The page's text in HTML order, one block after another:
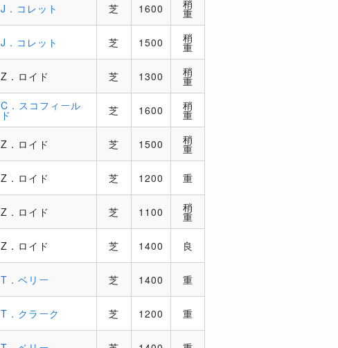
J．コレット 芝 1600 稍
重
J．コレット 芝 1500 稍
重
Z．ロイド 芝 1300 稍
重
C．スコフィール
ド 芝 1600 稍
重
Z．ロイド 芝 1500 稍
重
Z．ロイド 芝 1200 重
Z．ロイド 芝 1100 稍
重
Z．ロイド 芝 1400 良
T．ベリー 芝 1400 重
T．クラーク 芝 1200 重